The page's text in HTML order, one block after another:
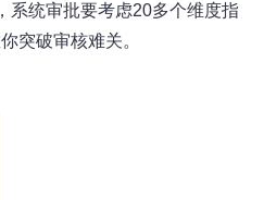
，系统审批要考虑20多个维度指
突破审核难关。